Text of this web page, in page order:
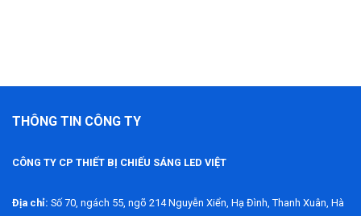
THÔNG TIN CÔNG TY
CÔNG TY CP THIẾT BỊ CHIẾU SÁNG LED VIỆT
Địa chỉ: Số 70, ngách 55, ngõ 214 Nguyễn Xiển, Hạ Đình, Thanh Xuân, Hà